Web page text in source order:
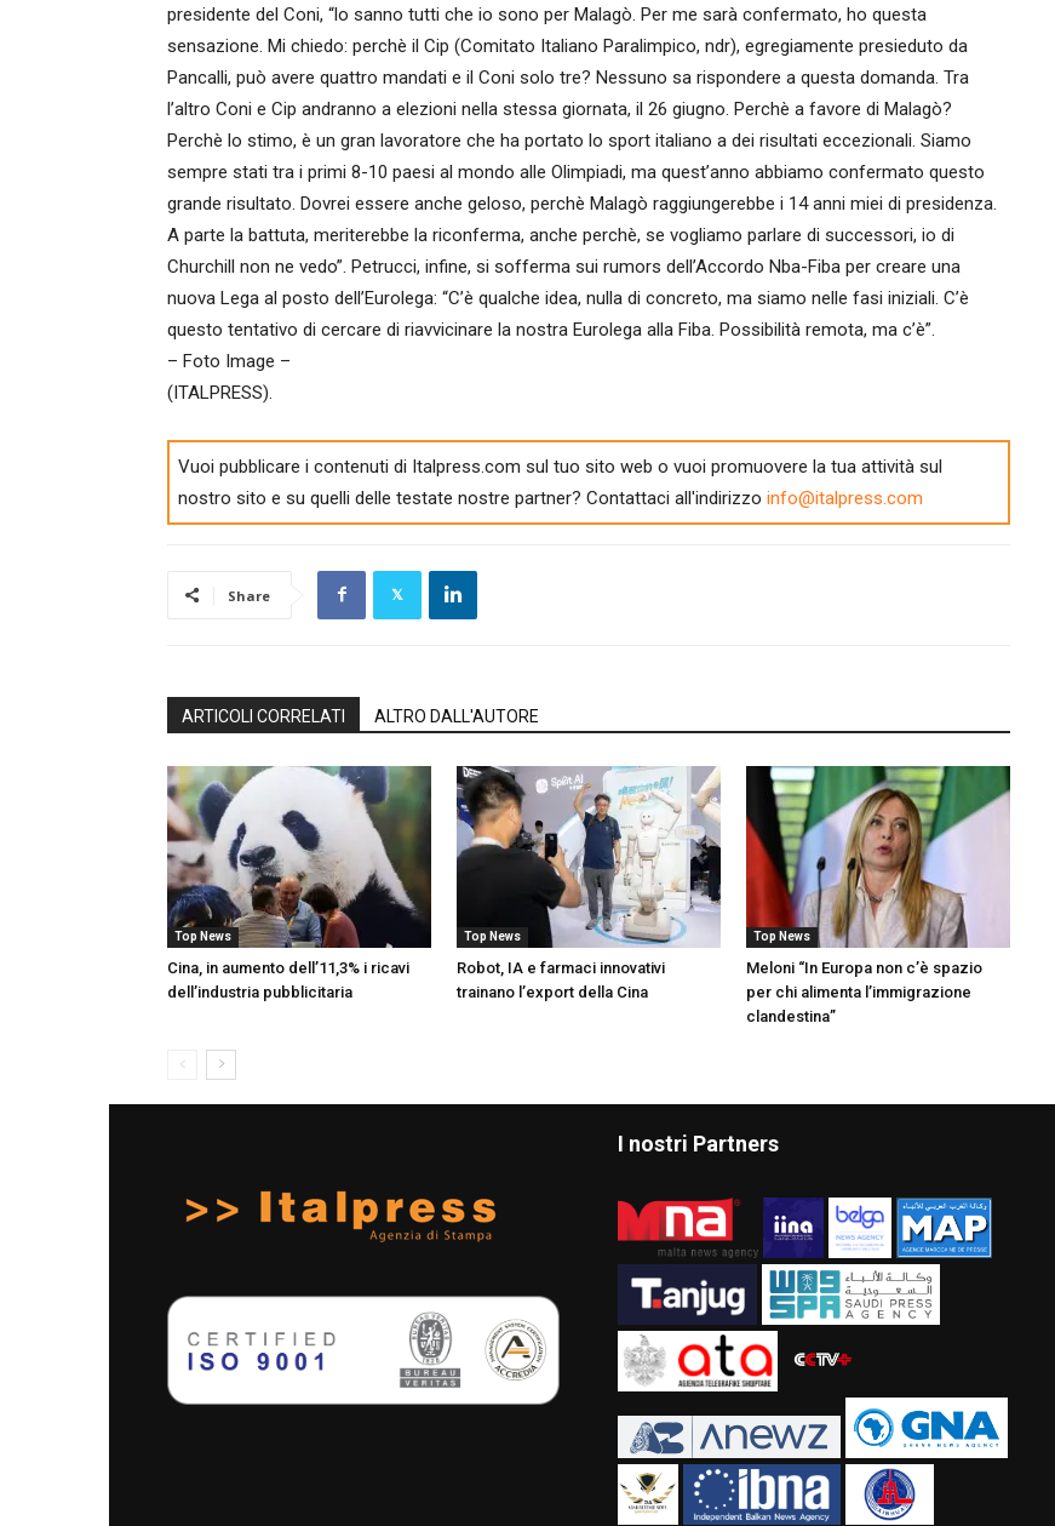
presidente del Coni, “lo sanno tutti che io sono per Malagò. Per me sarà confermato, ho questa
sensazione. Mi chiedo: perchè il Cip (Comitato Italiano Paralimpico, ndr), egregiamente presieduto da
Pancalli, può avere quattro mandati e il Coni solo tre? Nessuno sa rispondere a questa domanda. Tra
l’altro Coni e Cip andranno a elezioni nella stessa giornata, il 26 giugno. Perchè a favore di Malagò?
Perchè lo stimo, è un gran lavoratore che ha portato lo sport italiano a dei risultati eccezionali. Siamo
sempre stati tra i primi 8-10 paesi al mondo alle Olimpiadi, ma quest’anno abbiamo confermato questo
grande risultato. Dovrei essere anche geloso, perchè Malagò raggiungerebbe i 14 anni miei di presidenza.
A parte la battuta, meriterebbe la riconferma, anche perchè, se vogliamo parlare di successori, io di
Churchill non ne vedo”. Petrucci, infine, si sofferma sui rumors dell’Accordo Nba-Fiba per creare una
nuova Lega al posto dell’Eurolega: “C’è qualche idea, nulla di concreto, ma siamo nelle fasi iniziali. C’è
questo tentativo di cercare di riavvicinare la nostra Eurolega alla Fiba. Possibilità remota, ma c’è”.
– Foto Image –
(ITALPRESS).
Vuoi pubblicare i contenuti di Italpress.com sul tuo sito web o vuoi promuovere la tua attività sul
nostro sito e su quelli delle testate nostre partner? Contattaci all'indirizzo info@italpress.com
Share
ARTICOLI CORRELATI ALTRO DALL'AUTORE
Top News
Cina, in aumento dell’11,3% i ricavi
dell’industria pubblicitaria
Top News
Robot, IA e farmaci innovativi
trainano l’export della Cina
Top News
Meloni “In Europa non c’è spazio
per chi alimenta l’immigrazione
clandestina”
I nostri Partners